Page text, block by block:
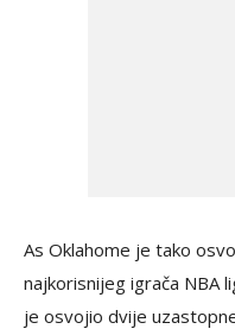
As Oklahome je tako
najkorisnijeg igrača NBA
je osvojio dvije